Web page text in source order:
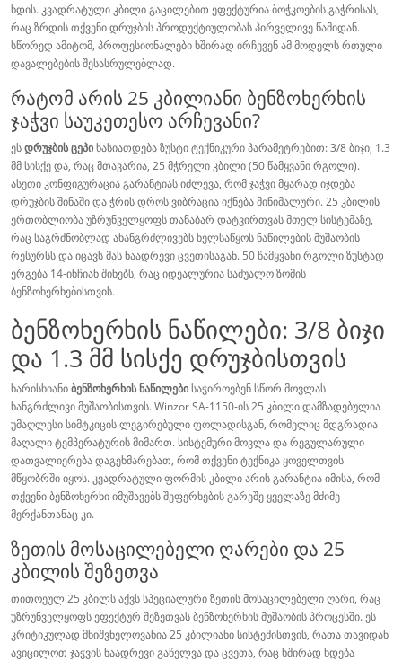
ხდის. კვადრატული კბილი გაცილებით ეფექტურია ბოჭკოების გაჭრისას,
რაც ზრდის თქვენი დრუჯბის პროდუქტიულობას პირველივე წამიდან.
სწორედ ამიტომ, პროფესიონალები ხშირად ირჩევენ ამ მოდელს რთული
დავალებების შესასრულებლად.
რატომ არის 25 კბილიანი ბენზოხერხის
ჯაჭვი საუკეთესო არჩევანი?
ესდრუჯბის ცეპიხასიათდება ზუსტი ტექნიკური პარამეტრებით: 3/8 ბიჯი, 1.3
მმ სისქე და, რაც მთავარია, 25 მჭრელი კბილი (50 წამყვანი რგოლი).
ასეთი კონფიგურაცია გარანტიას იძლევა, რომ ჯაჭვი მყარად იჯდება
დრუჯბის შინაში და ჭრის დროს ვიბრაცია იქნება მინიმალური. 25 კბილის
ერთობლიობა უზრუნველყოფს თანაბარ დატვირთვას მთელ სისტემაზე,
რაც საგრძნობლად ახანგრძლივებს ხელსაწყოს ნაწილების მუშაობის
რესურსს და იცავს მას ნაადრევი ცვეთისაგან. 50 წამყვანი რგოლი ზუსტად
ერგება 14-ინჩიან შინებს, რაც იდეალურია საშუალო ზომის
ბენზოხერხებისთვის.
ბენზოხერხის ნაწილები: 3/8 ბიჯი
და 1.3 მმ სისქე დრუჯბისთვის
ხარისხიანიბენზოხერხის ნაწილებისაჭიროებენ სწორ მოვლას
ხანგრძლივი მუშაობისთვის. Winzor SA-1150-ის 25 კბილი დამზადებულია
უმაღლესი სიმტკიცის ლეგირებული ფოლადისგან, რომელიც მდგრადია
მაღალი ტემპერატურის მიმართ. სისტემური მოვლა და რეგულარული
დათვალიერება დაგეხმარებათ, რომ თქვენი ტექნიკა ყოველთვის
მწყობრში იყოს. კვადრატული ფორმის კბილი არის გარანტია იმისა, რომ
თქვენი ბენზოხერხი იმუშავებს შეფერხების გარეშე ყველაზე მძიმე
მერქანთანაც კი.
ზეთის მოსაცილებელი ღარები და 25
კბილის შეზეთვა
თითოეულ 25 კბილს აქვს სპეციალური ზეთის მოსაცილებელი ღარი, რაც
უზრუნველყოფს ეფექტურ შეზეთვას ბენზოხერხის მუშაობის პროცესში. ეს
კრიტიკულად მნიშვნელოვანია 25 კბილიანი სისტემისთვის, რათა თავიდან
ავიცილოთ ჯაჭვის ნაადრევი გაწელვა და ცვეთა, რაც ხშირად ხდება